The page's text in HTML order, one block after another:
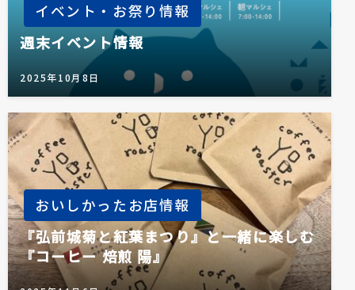
イベント・お祭り情報
週末イベント情報
2025年10月8日
おいしかったお店情報
『弘前城菊と紅葉まつり』と一緒に楽しむ
『コーヒー 焙煎 陽』